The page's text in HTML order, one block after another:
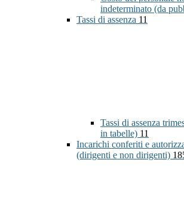
indeterminato (da
Tassi di assenza 11
Tassi di assenza
in tabelle) 11
Incarichi conferiti e
(dirigenti e non dirigenti)